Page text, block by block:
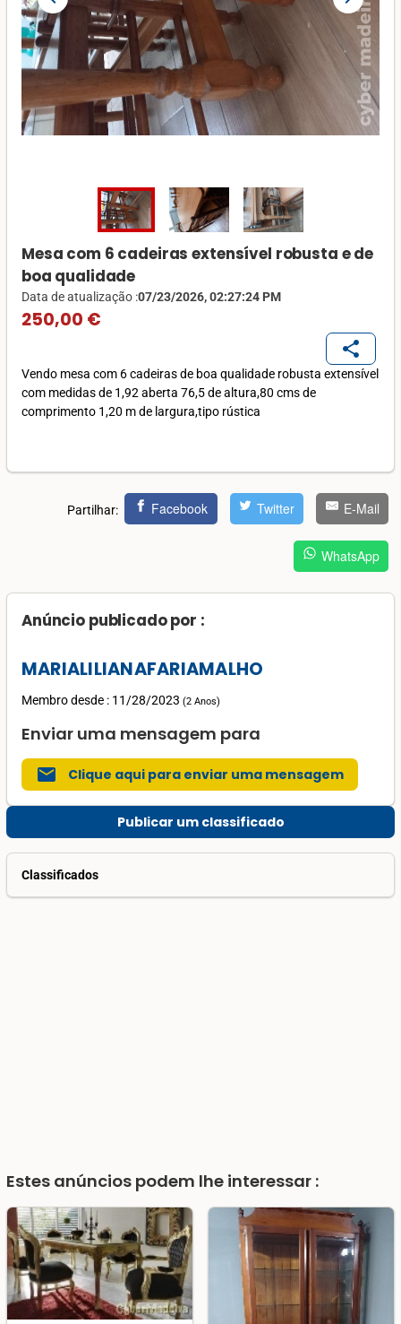
Mesa com 6 cadeiras extensível robusta e de
boa qualidade
Data de atualização :07/23/2026, 02:27:24 PM
250,00 €
share
Vendo mesa com 6 cadeiras de boa qualidade robusta extensível
com medidas de 1,92 aberta 76,5 de altura,80 cms de
comprimento 1,20 m de largura,tipo rústica
Partilhar: Facebook Twitter E-Mail
WhatsApp
Anúncio publicado por :
MARIALILIANAFARIAMALHO
Membro desde : 11/28/2023 (2 Anos)
Enviar uma mensagem para
mail Clique aqui para enviar uma mensagem
Publicar um classificado
Classificados
Estes anúncios podem lhe interessar :